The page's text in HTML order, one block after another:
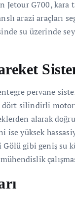
G700, kara
arazi araçları
su üzerinde
pervane
dört silindirli
alarak
ise yüksek
Gölü gibi geniş